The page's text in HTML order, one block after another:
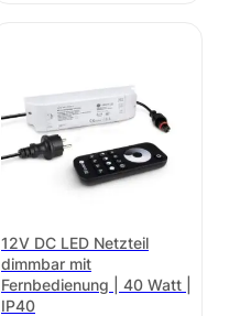
12V DC LED Netzteil
dimmbar mit
Fernbedienung | 40 Watt |
IP40